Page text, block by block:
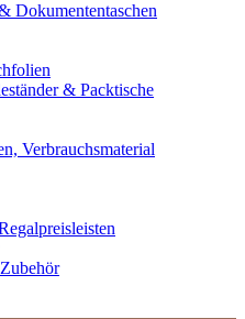
Dokumententaschen
& Packtische
Verbrauchsmaterial